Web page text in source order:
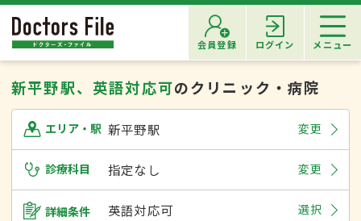
会員登録 ログイン メニュー
新平野駅、英語対応可のクリニック・病院
エリア・駅 新平野駅 変更
診療科目 指定なし 変更
詳細条件 英語対応可 選択